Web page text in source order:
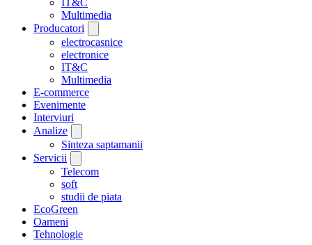
IT&C
Multimedia
Producatori
electrocasnice
electronice
IT&C
Multimedia
E-commerce
Evenimente
Interviuri
Analize
Sinteza saptamanii
Servicii
Telecom
soft
studii de piata
EcoGreen
Oameni
Tehnologie